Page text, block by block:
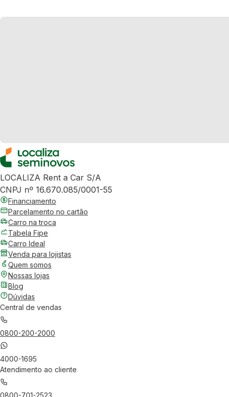
LOCALIZA Rent a Car S/A
CNPJ nº 16.670.085/0001-55
Financiamento
Parcelamento no cartão
Carro na troca
Tabela Fipe
Carro Ideal
Venda para lojistas
Quem somos
Nossas lojas
Blog
Dúvidas
Central de vendas
0800-200-2000
4000-1695
Atendimento ao cliente
0800-701-2523